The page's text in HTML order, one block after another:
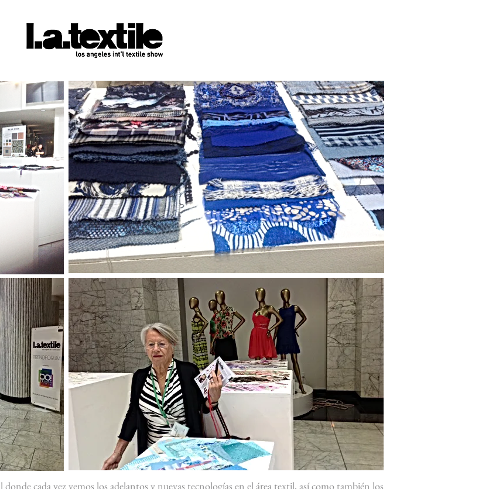
cada vez vemos los adelantos y nuevas tecnologías en el área textil, así como también los